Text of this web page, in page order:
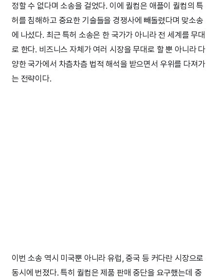
정할 수 없다며 소송을 걸었다. 이에 퀄컴은 애플이 퀄컴의 특
허를 침해하고 중요한 기술들을 경쟁사에 빼돌렸다며 맞소송
에 나섰다. 최근 특허 소송은 한 국가가 아니라 전 세계를 무대
로 한다. 비즈니스 자체가 여러 시장을 무대로 할 뿐 아니라 다
양한 국가에서 차츰차츰 법적 해석을 받으면서 우위를 다져가
는 전략이다.
이번 소송 역시 미국뿐 아니라 유럽, 중국 등 커다란 시장으로
동시에 번졌다. 특히 퀄컴은 제품 판매 중단을 요구했는데 중